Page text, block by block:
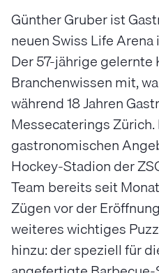
Günther Gruber ist
neuen Swiss Life
Der 57-jährige
Branchenwissen mit,
während 18 Jahren
Messecaterings
gastronomischen
Hockey-Stadion der
Team bereits seit
Zügen vor der
weiteres wichtiges
hinzu: der speziell für